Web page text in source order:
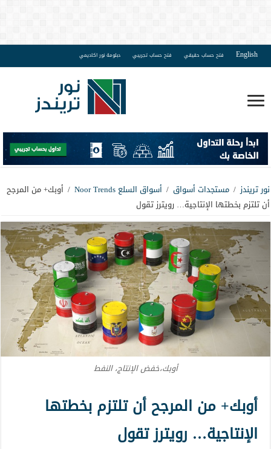
English فتح حساب حقيقي فتح حساب تجريبي دبلومة نور اكاديمي
نور تريندز / مستجدات أسواق / أسواق السلع Noor Trends / أوبك+ من المرجح
أن تلتزم بخطتها الإنتاجية… رويترز تقول
أوبك،خفض الإنتاج، النفط
أوبك+ من المرجح أن تلتزم بخطتها
الإنتاجية… رويترز تقول